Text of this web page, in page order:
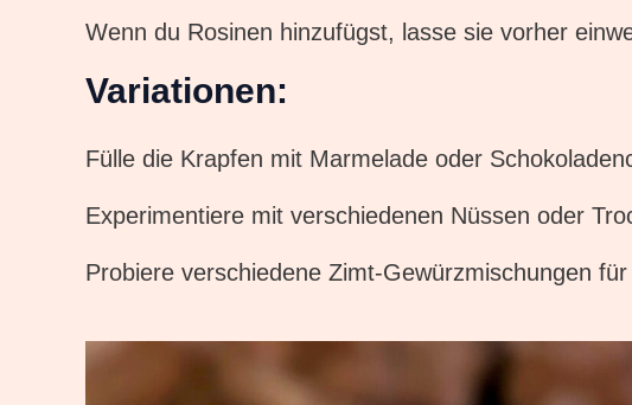
Wenn du Rosinen hinzufügst, lasse sie vorher
Variationen:
Fülle die Krapfen mit Marmelade oder
Experimentiere mit verschiedenen Nüssen oder
Probiere verschiedene Zimt-Gewürzmischungen